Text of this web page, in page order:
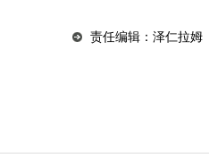
改革开放30年 解放思想
会上的讲话 网络中国节元宵
责任编辑：泽仁拉姆